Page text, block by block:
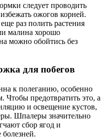
следует проводить
ожогов корней.
раз полить растения
малина хорошо
можно обойтись без
для побегов
к полеганию, особенно
Чтобы предотвратить это, а
и освещение кустов,
Шпалеры значительно
сбор ягод и